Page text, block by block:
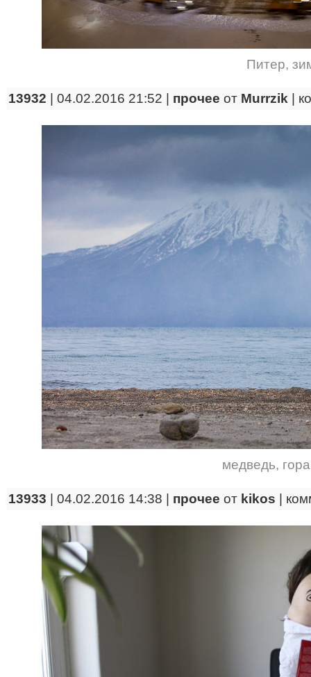
Питер,
13932 | 04.02.2016 21:52 | прочее от Murrzik
медведь, гора
13933 | 04.02.2016 14:38 | прочее от kikos